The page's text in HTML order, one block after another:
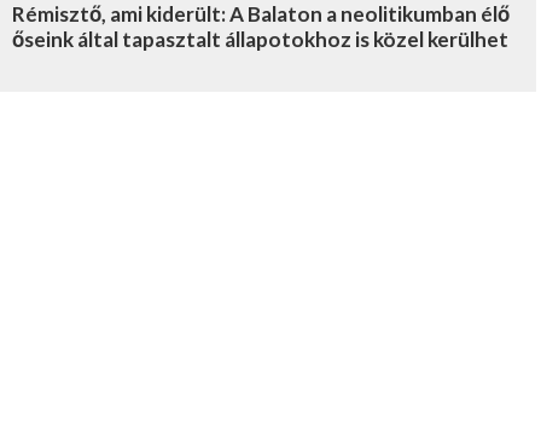
Rémisztő, ami kiderült: A Balaton a neolitikumban élő
őseink által tapasztalt állapotokhoz is közel kerülhet